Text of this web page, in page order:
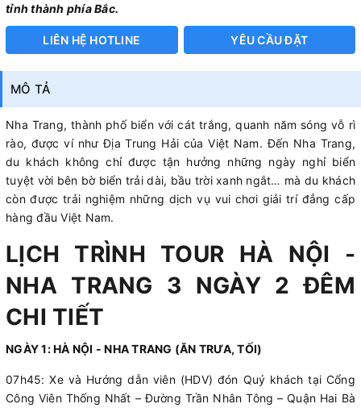
MÔ TẢ
Nha Trang, thành phố biển với cát trắng, quanh năm sóng vỗ rì
rào, được ví như Địa Trung Hải của Việt Nam. Đến Nha Trang,
du khách không chỉ được tận hưởng những ngày nghỉ biển
tuyệt vời bên bờ biển trải dài, bầu trời xanh ngắt… mà du khách
còn được trải nghiệm những dịch vụ vui chơi giải trí đẳng cấp
hàng đầu Việt Nam.
LỊCH TRÌNH TOUR HÀ NỘI -
NHA TRANG 3 NGÀY 2 ĐÊM
CHI TIẾT
NGÀY 1: HÀ NỘI - NHA TRANG (ĂN TRƯA, TỐI)
07h45: Xe và Hướng dẫn viên (HDV) đón Quý khách tại Cổng
Công Viên Thống Nhất – Đường Trần Nhân Tông – Quận Hai Bà
tỉnh thành phía Bắc.
LIÊN HỆ HOTLINE YÊU CẦU ĐẶT